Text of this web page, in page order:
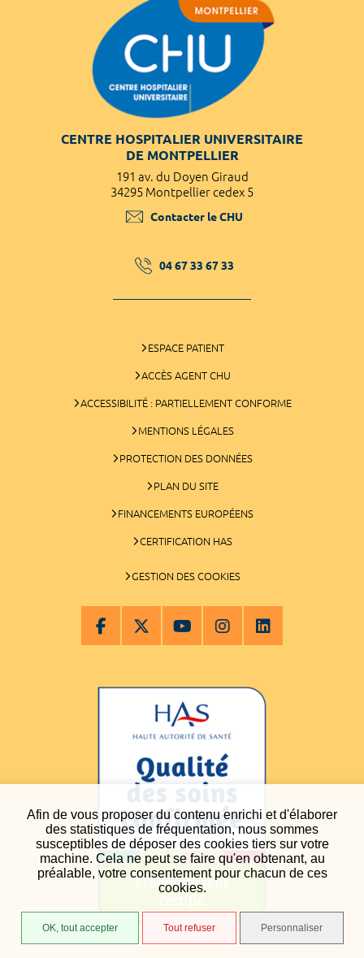
Afin de vous proposer du contenu enrichi et d'élaborer
des statistiques de fréquentation, nous sommes
susceptibles de déposer des cookies tiers sur votre
machine. Cela ne peut se faire qu'en obtenant, au
préalable, votre consentement pour chacun de ces
cookies.
OK, tout accepter Tout refuser Personnaliser
CENTRE HOSPITALIER UNIVERSITAIRE
DE MONTPELLIER
191 av. du Doyen Giraud
34295 Montpellier cedex 5
Contacter le CHU
04 67 33 67 33
ESPACE PATIENT
ACCÈS AGENT CHU
ACCESSIBILITÉ : PARTIELLEMENT CONFORME
MENTIONS LÉGALES
PROTECTION DES DONNÉES
PLAN DU SITE
FINANCEMENTS EUROPÉENS
CERTIFICATION HAS
GESTION DES COOKIES